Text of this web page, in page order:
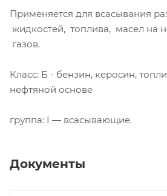
Применяется для всасывания
жидкостей, топлива, масел на
газов.
Класс: Б - бензин, керосин,
нефтяной основе
группа: I — всасывающие.
Документы